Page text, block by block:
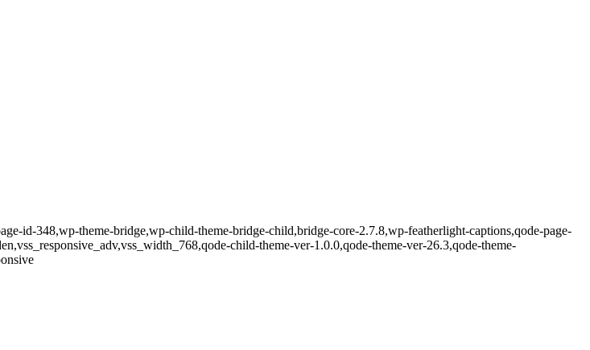
id-348,wp-theme-bridge,wp-child-theme-bridge-child,bridge-core-2.7.8,wp-featherlight-captions,qode-page-
child-theme-ver-1.0.0,qode-theme-ver-26.3,qode-theme-